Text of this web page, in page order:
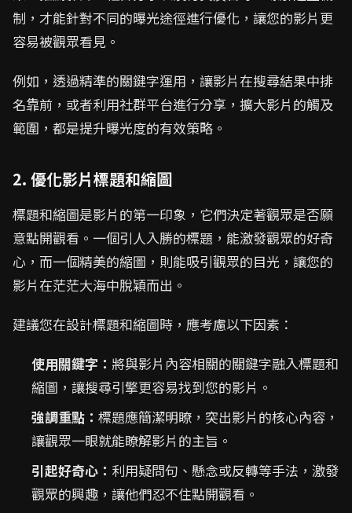
制，才能針對不同的曝光途徑進行優化，讓您的影片更
容易被觀眾看見。
例如，透過精準的關鍵字運用，讓影片在搜尋結果中排
名靠前，或者利用社群平台進行分享，擴大影片的觸及
範圍，都是提升曝光度的有效策略。
2. 優化影片標題和縮圖
標題和縮圖是影片的第一印象，它們決定著觀眾是否願
意點開觀看。一個引人入勝的標題，能激發觀眾的好奇
心，而一個精美的縮圖，則能吸引觀眾的目光，讓您的
影片在茫茫大海中脫穎而出。
建議您在設計標題和縮圖時，應考慮以下因素：
使用關鍵字： 將與影片內容相關的關鍵字融入標題和
縮圖，讓搜尋引擎更容易找到您的影片。
強調重點： 標題應簡潔明瞭，突出影片的核心內容，
讓觀眾一眼就能瞭解影片的主旨。
引起好奇心： 利用疑問句、懸念或反轉等手法，激發
觀眾的興趣，讓他們忍不住點開觀看。